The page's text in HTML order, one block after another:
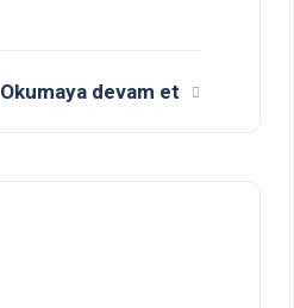
Okumaya devam et